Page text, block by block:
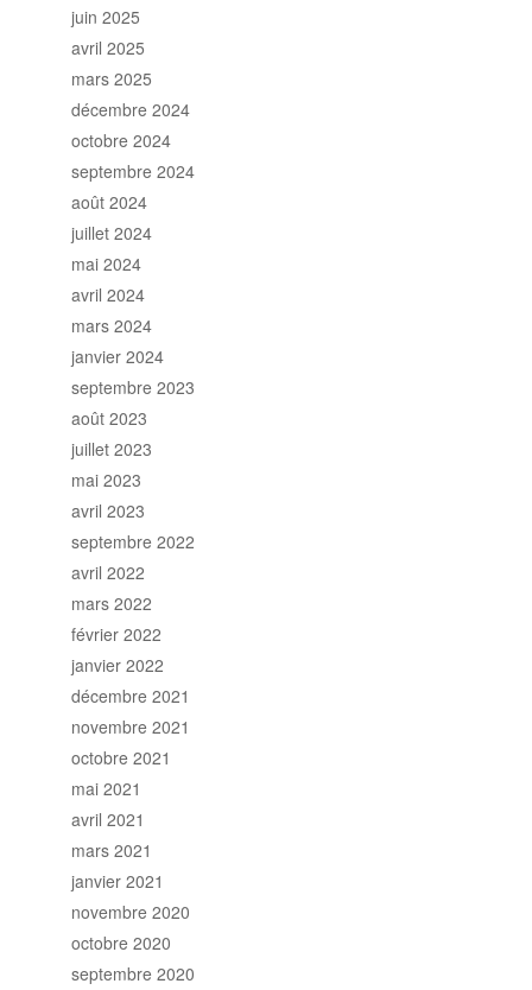
juin 2025
avril 2025
mars 2025
décembre 2024
octobre 2024
septembre 2024
août 2024
juillet 2024
mai 2024
avril 2024
mars 2024
janvier 2024
septembre 2023
août 2023
juillet 2023
mai 2023
avril 2023
septembre 2022
avril 2022
mars 2022
février 2022
janvier 2022
décembre 2021
novembre 2021
octobre 2021
mai 2021
avril 2021
mars 2021
janvier 2021
novembre 2020
octobre 2020
septembre 2020